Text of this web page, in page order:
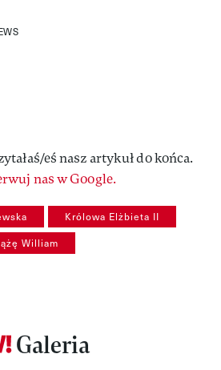
eś nasz artykuł do końca.
nas w Google.
Królowa Elżbieta II
William
Galeria